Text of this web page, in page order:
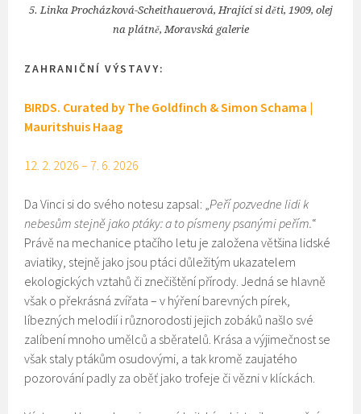
5. Linka Procházková-Scheithauerová, Hrající si děti, 1909, olej
na plátně, Moravská galerie
ZAHRANIČNÍ VÝSTAVY:
BIRDS. Curated by The Goldfinch & Simon Schama |
Mauritshuis Haag
12. 2. 2026 – 7. 6. 2026
Da Vinci si do svého notesu zapsal: „Peří pozvedne lidi k
nebesům stejně jako ptáky: a to písmeny psanými peřím.“
Právě na mechanice ptačího letu je založena většina lidské
aviatiky, stejně jako jsou ptáci důležitým ukazatelem
ekologických vztahů či znečištění přírody. Jedná se hlavně
však o překrásná zvířata – v hýření barevných pírek,
líbezných melodií i různorodosti jejich zobáků našlo své
zalíbení mnoho umělců a sběratelů. Krása a výjimečnost se
však staly ptákům osudovými, a tak kromě zaujatého
pozorování padly za oběť jako trofeje či vězni v klíckách.